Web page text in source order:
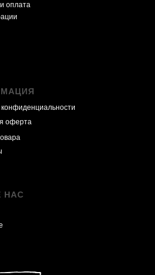
НАС
оплата
конфиденциальности
оферта